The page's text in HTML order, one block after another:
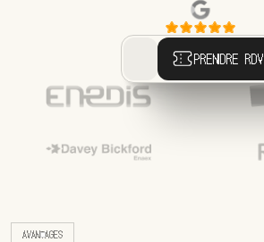
PRENDRE RDV
AVANTAGES